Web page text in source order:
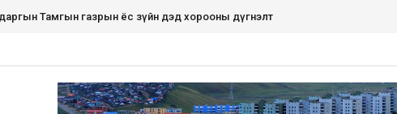
нэгдэл болсон Эрдэнэт хот ирэх бүрт өнгөө засаж, үүдээ нээн угтана аа